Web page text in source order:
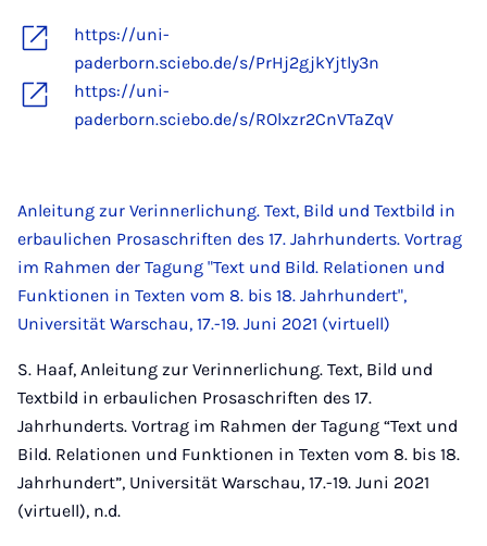
https://uni-
paderborn.sciebo.de/s/PrHj2gjkYjtly3n
https://uni-
paderborn.sciebo.de/s/ROlxzr2CnVTaZqV
Anleitung zur Verinnerlichung. Text, Bild und Textbild in
erbaulichen Prosaschriften des 17. Jahrhunderts. Vortrag
im Rahmen der Tagung "Text und Bild. Relationen und
Funktionen in Texten vom 8. bis 18. Jahrhundert",
Universität Warschau, 17.-19. Juni 2021 (virtuell)
S. Haaf, Anleitung zur Verinnerlichung. Text, Bild und
Textbild in erbaulichen Prosaschriften des 17.
Jahrhunderts. Vortrag im Rahmen der Tagung “Text und
Bild. Relationen und Funktionen in Texten vom 8. bis 18.
Jahrhundert”, Universität Warschau, 17.-19. Juni 2021
(virtuell), n.d.